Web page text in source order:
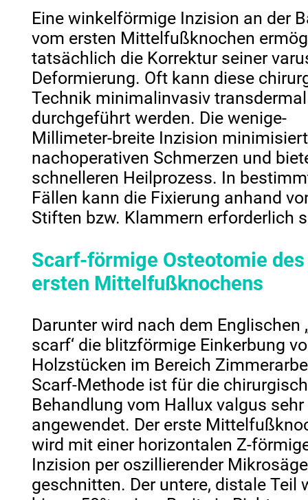
Eine winkelförmige Inzision an der
vom ersten Mittelfußknochen
tatsächlich die Korrektur seiner
Deformierung. Oft kann diese
Technik minimalinvasiv transdermal
durchgeführt werden. Die wenige-
Millimeter-breite Inzision
nachoperativen Schmerzen und
schnelleren Heilprozess. In
Fällen kann die Fixierung anhand
Stiften bzw. Klammern erforderlich
Scarf-förmige Osteotomie des
ersten Mittelfußknochens
Darunter wird nach dem Englischen
scarf‘ die blitzförmige Einkerbung
Holzstücken im Bereich
Scarf-Methode ist für die
Behandlung vom Hallux valgus
angewendet. Der erste
wird mit einer horizontalen Z-
Inzision per oszillierender Mikrosäge
geschnitten. Der untere, distale Teil